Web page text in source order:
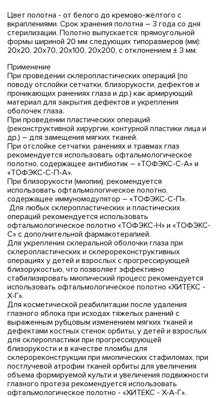
Цвет полотна - от белого до кремово-жёлтого с
вкраплениями. Срок хранения полотна – 3 года со дня
стерилизации. Полотно выпускается: прямоугольной
формы шириной 20 мм следующих типоразмеров (мм):
20х20, 20х70, 20х100, 20х200, с отклонением ± 3 мм.
Применение
При проведении склеропластических операций (по
поводу отслойки сетчатки, близорукости, дефектов и
проникающих ранениях глаза и др.) как армирующий
материал для закрытия дефектов и укрепления
оболочек глаза.
При проведении пластических операций
(реконструктивной хирургии, контурной пластики лица и
др.) – для замещения мягких тканей.
При отслойке сетчатки, ранениях и травмах глаз
рекомендуется использовать офтальмологическое
полотно, содержащее антибиотик – «ТОФЭКС-С-А» и
«ТОФЭКС-С-П-А».
При близорукости (миопии), рекомендуется
использовать офтальмологическое полотно,
содержащее иммуномодулятор – «ТОФЭКС-С-П».
Для любых склеропластических и пластических
операций рекомендуется использовать
офтальмологическое полотно «ТОФЭКС-Н» и «ТОФЭКС-
С» с дополнительной фармакотерапией.
Для укрепления склеральной оболочки глаза при
склеропластических и склерореконструктивных
операциях у детей и взрослых с прогрессирующей
близорукостью, что позволяет эффективно
стабилизировать миопический процесс рекомендуется
использовать офтальмологическое полотно «ХИТЕКС -
Х-Г».
Для косметической реабилитации после удаления
глазного яблока при исходах тяжелых ранений с
выраженным рубцовым изменением мягких тканей и
дефектами костных стенок орбиты, у детей и взрослых
для склеропластики при прогрессирующей
близорукости и в качестве пломбы для
склерореконструкции при миопических стафиломах, при
постлучевой атрофии тканей орбиты для увеличения
объема формируемой культи и увеличения подвижности
глазного протеза рекомендуется использовать
офтальмологическое полотно - «ХИТЕКС - Х-А-Г».